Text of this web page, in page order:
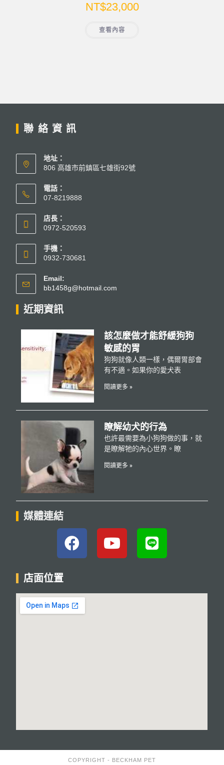
NT$23,000
查看內容
聯絡資訊
地址：
806 高雄市前鎮區七雄街92號
電話：
07-8219888
店長：
0972-520593
手機：
0932-730681
Email:
bb1458g@hotmail.com
近期資訊
該怎麼做才能舒緩狗狗
敏感的胃
狗狗就像人類一樣，偶爾胃部會
有不適。如果你的愛犬表
閱讀更多 »
瞭解幼犬的行為
也許最需要為小狗狗做的事，就
是瞭解牠的內心世界。瞭
閱讀更多 »
媒體連結
店面位置
COPYRIGHT - BECKHAM PET